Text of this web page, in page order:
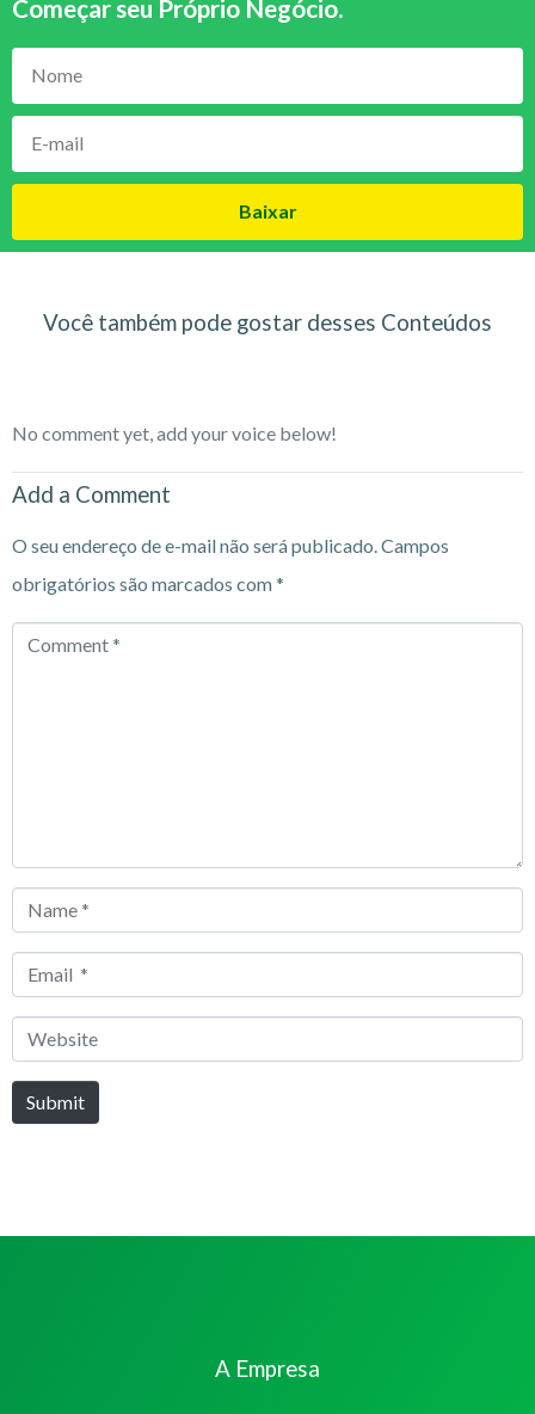
Começar seu Próprio Negócio.
Baixar
Você também pode gostar desses Conteúdos
No comment yet, add your voice below!
Add a Comment
O seu endereço de e-mail não será publicado.Campos
obrigatórios são marcados com*
Comment
Name
Email
Website
Submit
A Empresa